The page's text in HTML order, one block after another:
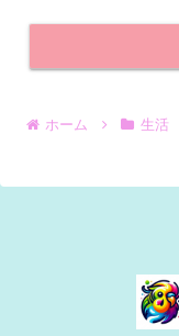
ホーム 生活